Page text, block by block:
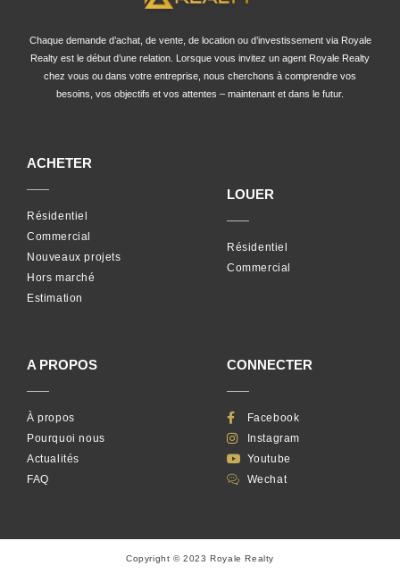
propriété en Australie?
Quelles sont les tendances du marché
immobilier en Australie?
immobilier en Australie?
Y a-t-il des restrictions pour les acheteurs
étrangers en Australie?
Quelles sont les villes les plus populaires pour
l'immobilier en Australie?
Y a-t-il des taxes ou des frais associés à l'achat
Comment se porte le marché locatif en
Chaque demande d’achat, de vente, de location ou d’investissement via Royale
Realty est le début d’une relation. Lorsque vous invitez un agent Royale Realty
chez vous ou dans votre entreprise, nous cherchons à comprendre vos
besoins, vos objectifs et vos attentes – maintenant et dans le futur.
ACHETER
Résidentiel
Commercial
Nouveaux projets
Hors marché
Estimation
LOUER
Résidentiel
Commercial
A PROPOS
À propos
Pourquoi nous
Actualités
FAQ
CONNECTER
Facebook
Instagram
Youtube
Wechat
Copyright © 2023 Royale Realty